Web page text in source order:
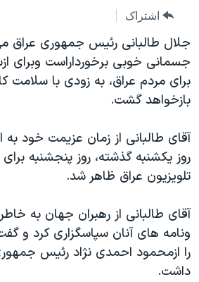
صفحه
اصلی
جهش
به
جستجو
آمریکا
جهان
ورزشی
گزیده‌ها
ویدیوها
فرهنگ و زندگی
اقتصادی
علم و فناوری
جدول برنامه ها
صفحه‌های ویژه
جام جهانی ۲۰۲۶
عملیات خشم حماسی
بایگانی برنامه‌های تلویزیونی
مستندها
حمله جمهوری اسلامی به اسرائیل
رمز مهسا
فرکانس‌های صدای آمریکا
پخش رادیویی
دنبال کنید
زبانهای مختلف
اشتراک
جلال طالبانی رئيس جمهوری عراق
جسمانی خوبی برخورداراست وبرای
برای مردم عراق، به زودی با
بازخواهد گشت.
آقای طالبانی از زمان عزيمت خود به
روز يکشنبه گذشته، روز پنجشنبه
تلويزيون عراق ظاهر شد.
آقای طالبانی از رهبران جهان به
ونامه های آنان سپاسگزاری کرد و
را ازمحمود احمدی نژاد رئيس
داشت.